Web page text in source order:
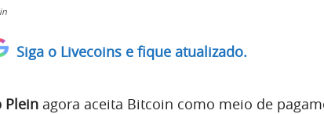
Siga o Livecoins e fique atualizado.
Plein agora aceita Bitcoin como meio de